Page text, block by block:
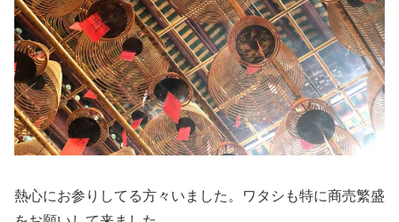
熱心にお参りしてる方々いました。ワタシも特に商売繁盛